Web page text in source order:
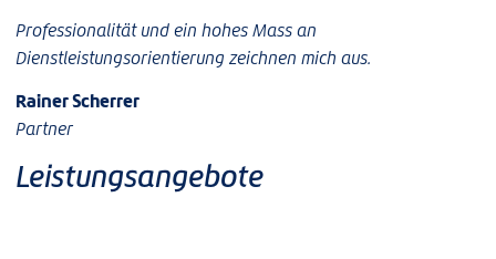
Professionalität und ein hohes Mass an
Dienstleistungsorientierung zeichnen mich aus.
Rainer Scherrer
Partner
Leistungsangebote